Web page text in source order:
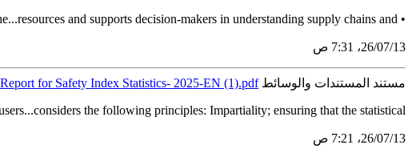
•
and supports decision-makers in understanding supply chains and...
13‏/07‏/26، 7:31 ص
مستند المستندات والوسائط for Safety Index Statistics- 2025-EN (1).pdf
the following principles: Impartiality; ensuring that the statistical...
13‏/07‏/26، 7:21 ص